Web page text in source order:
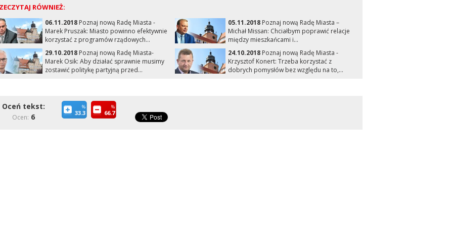
RÓWNIEŻ:
06.11.2018Poznaj nową Radę Miasta -
Marek Pruszak: Miasto powinno efektywnie
korzystać z programów rządowych...
05.11.2018Poznaj nową Radę Miasta –
Michał Missan: Chciałbym poprawić relacje
między mieszkańcami i...
29.10.2018Poznaj nową Radę Miasta-
Marek Osik: Aby działać sprawnie musimy
zostawić politykę partyjną przed...
24.10.2018Poznaj nową Radę Miasta -
Krzysztof Konert: Trzeba korzystać z
dobrych pomysłów bez względu na to,...
Oceń tekst:
Ocen: 6
%
33.3
%
66.7